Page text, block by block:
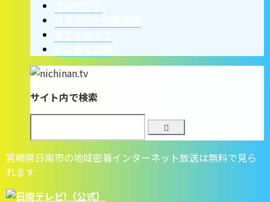
サイト内で検索
宮崎県日南市の地域密着インターネット放送は無料で見ら
れます